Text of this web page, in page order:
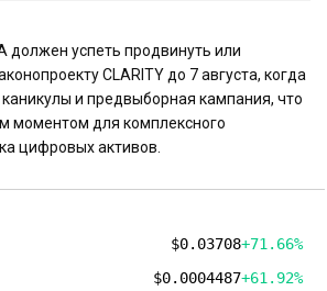
должен успеть продвинуть или
CLARITY до 7 августа, когда
и предвыборная кампания, что
моментом для комплексного
цифровых активов.
$0.03708+71.66%
$0.0004487+61.92%